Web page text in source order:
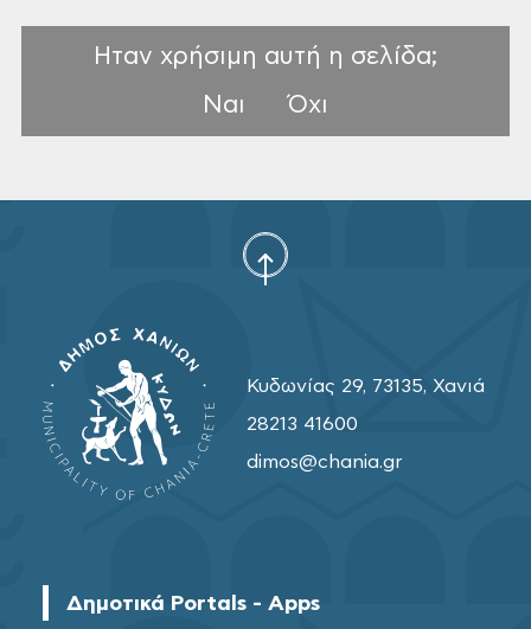
Ηταν χρήσιμη αυτή η σελίδα;
Ναι
Όχι
Κυδωνίας 29, 73135, Χανιά
28213 41600
dimos@chania.gr
Δημοτικά Portals - Apps